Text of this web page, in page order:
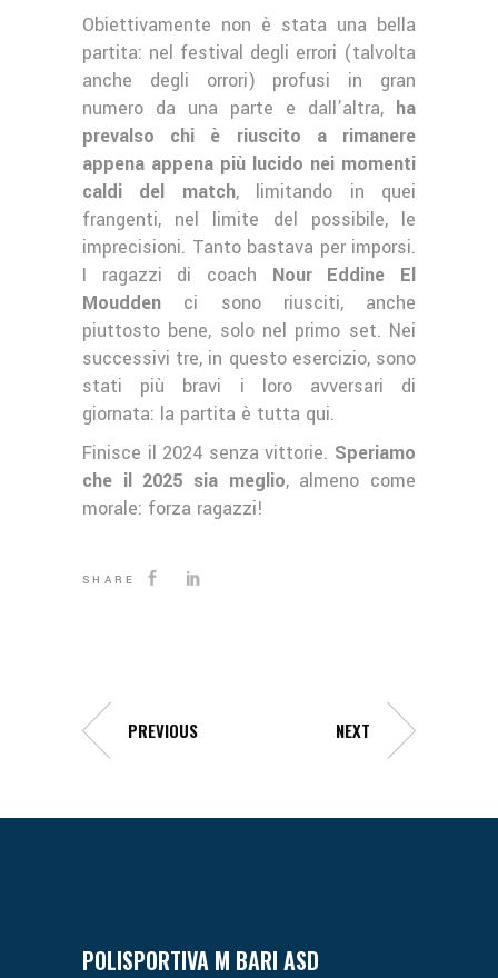
Obiettivamente non è stata una bella
partita: nel festival degli errori (talvolta
anche degli orrori) profusi in gran
numero da una parte e dall’altra, ha
prevalso chi è riuscito a rimanere
appena appena più lucido nei momenti
caldi del match, limitando in quei
frangenti, nel limite del possibile, le
imprecisioni. Tanto bastava per imporsi.
I ragazzi di coach Nour Eddine El
Moudden ci sono riusciti, anche
piuttosto bene, solo nel primo set. Nei
successivi tre, in questo esercizio, sono
stati più bravi i loro avversari di
giornata: la partita è tutta qui.
Finisce il 2024 senza vittorie. Speriamo
che il 2025 sia meglio, almeno come
morale: forza ragazzi!
SHARE
PREVIOUS NEXT
POLISPORTIVA M BARI ASD